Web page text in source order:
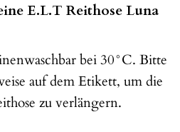
E.L.T Reithose Luna
bei 30°C. Bitte
auf dem Etikett, um die
zu verlängern.